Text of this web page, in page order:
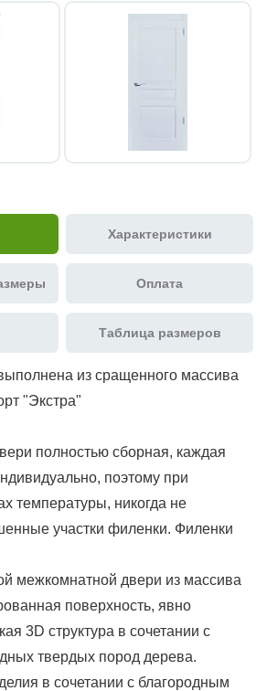
Характеристики
Оплата
Таблица размеров
из сращенного массива
"Экстра"
полностью сборная, каждая
поэтому при
температуры, никогда не
участки филенки. Филенки
межкомнатной двери из массива
поверхность, явно
3D структура в сочетании с
твердых пород дерева.
в сочетании с благородным